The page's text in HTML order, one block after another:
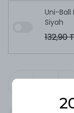
Uni-Ball
Siyah
132,90